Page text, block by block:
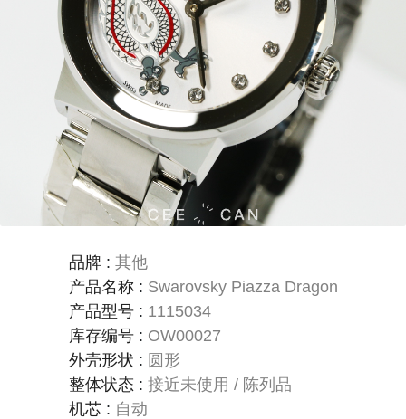
品牌 : 其他
产品名称: Swarovsky Piazza Dragon
产品型号: 1115034
库存编号: OW00027
外壳形状 : 圆形
整体状态 : 接近未使用 / 陈列品
机芯: 自动